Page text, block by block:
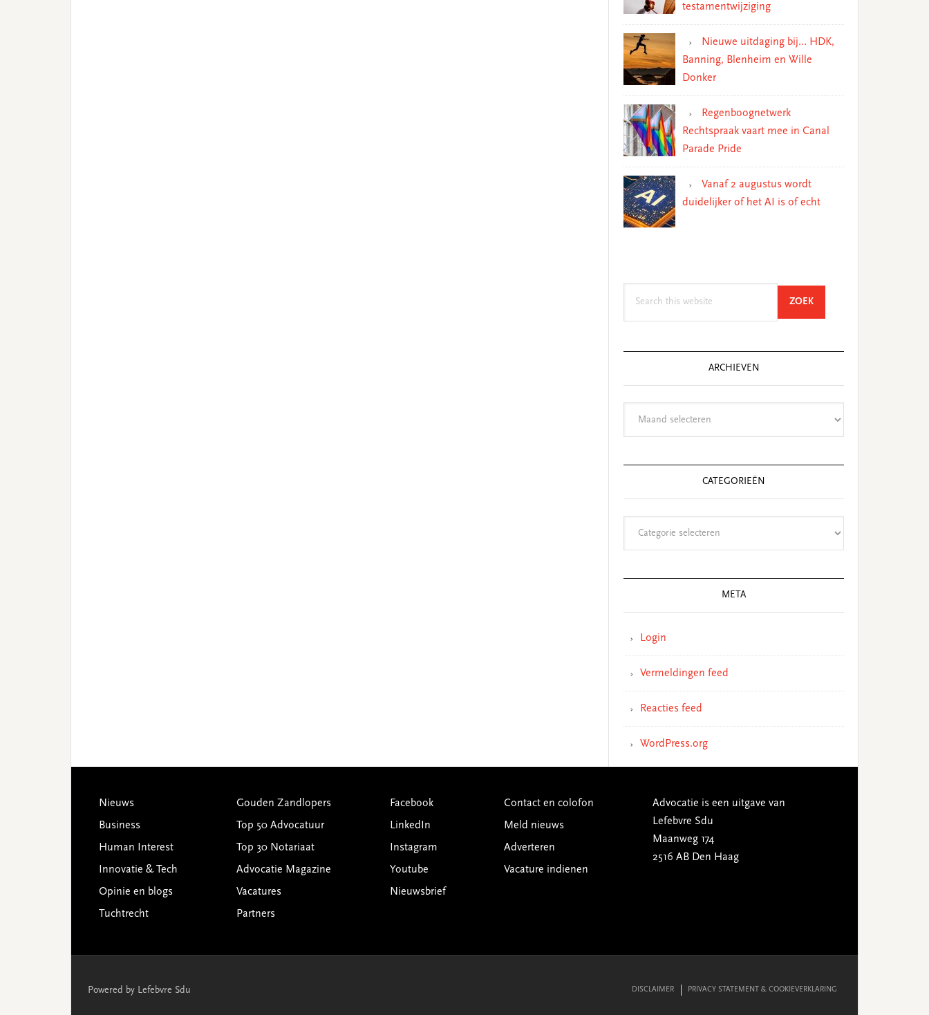
testamentwijziging
Nieuwe uitdaging bij… HDK,
Banning, Blenheim en Wille
Donker
Regenboognetwerk
Rechtspraak vaart mee in Canal
Parade Pride
Vanaf 2 augustus wordt
duidelijker of het AI is of echt
ZOEKSEARCH
ARCHIEVEN
CATEGORIEËN
META
Login
Vermeldingen feed
Reacties feed
WordPress.org
Footer
Nieuws
Business
Human Interest
Innovatie & Tech
Opinie en blogs
Tuchtrecht
Gouden Zandlopers
Top 50 Advocatuur
Top 30 Notariaat
Advocatie Magazine
Vacatures
Partners
Facebook
LinkedIn
Instagram
Youtube
Nieuwsbrief
Contact en colofon
Meld nieuws
Adverteren
Vacature indienen
Advocatie is een uitgave van
Lefebvre Sdu
Maanweg 174
2516 AB Den Haag
Powered by Lefebvre Sdu DISCLAIMER PRIVACY STATEMENT & COOKIEVERKLARING